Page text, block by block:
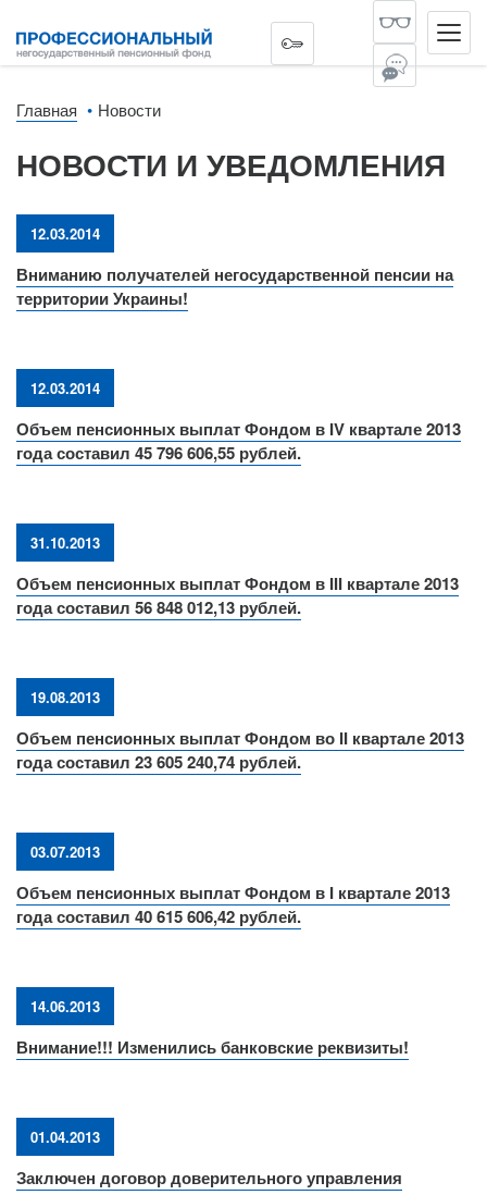
Главная Новости
НОВОСТИ И УВЕДОМЛЕНИЯ
12.03.2014
Вниманию получателей негосударственной пенсии на
территории Украины!
12.03.2014
Объем пенсионных выплат Фондом в IV квартале 2013
года составил 45 796 606,55 рублей.
31.10.2013
Объем пенсионных выплат Фондом в III квартале 2013
года составил 56 848 012,13 рублей.
19.08.2013
Объем пенсионных выплат Фондом во II квартале 2013
года составил 23 605 240,74 рублей.
03.07.2013
Объем пенсионных выплат Фондом в I квартале 2013
года составил 40 615 606,42 рублей.
14.06.2013
Внимание!!! Изменились банковские реквизиты!
01.04.2013
Заключен договор доверительного управления